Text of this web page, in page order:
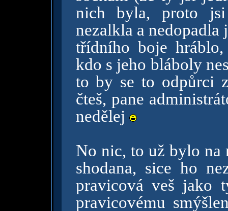
nich byla, proto
nezalkla a
třídního boje
kdo s jeho bláboly
to by se to odpůrci
čteš, pane
nedělej
No nic, to už bylo na
shodana, sice ho
pravicová veš jako
pravicovému